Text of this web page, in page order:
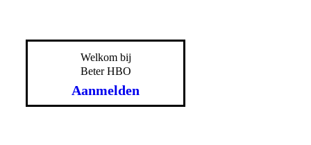
Welkom bij
Beter HBO
Aanmelden